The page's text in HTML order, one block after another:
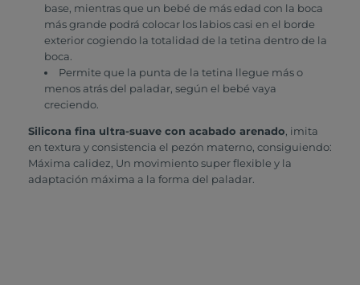
base, mientras que un bebé de más edad con la boca
más grande podrá colocar los labios casi en el borde
exterior cogiendo la totalidad de la tetina dentro de la
boca.
Permite que la punta de la tetina llegue más o
menos atrás del paladar, según el bebé vaya
creciendo.
Silicona fina ultra-suave con acabado arenado , imita
en textura y consistencia el pezón materno, consiguiendo:
Máxima calidez, Un movimiento super flexible y la
adaptación máxima a la forma del paladar.